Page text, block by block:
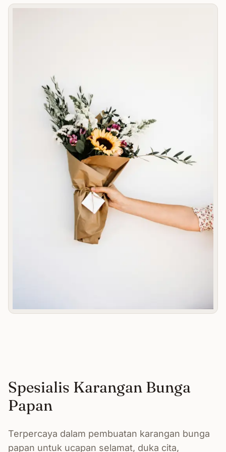
Spesialis Karangan Bunga
Papan
Terpercaya dalam pembuatan karangan bunga
papan untuk ucapan selamat, duka cita,